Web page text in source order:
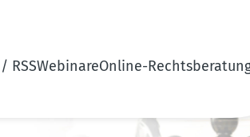
RSSWebinareOnline-